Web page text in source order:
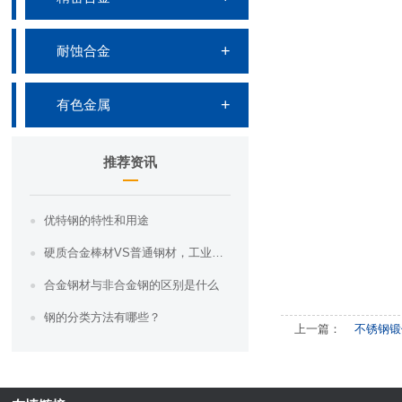
耐蚀合金
有色金属
推荐资讯
优特钢的特性和用途
硬质合金棒材VS普通钢材，工业界的“硬汉”之争，你知道哪一个更胜一筹吗？
合金钢材与非合金钢的区别是什么
钢的分类方法有哪些？
上一篇：
不锈钢